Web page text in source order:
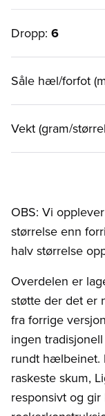
Dropp: 6
Såle hæl/forfot
Vekt (gram/
OBS: Vi
størrelse enn
halv størrelse
Overdelen er
støtte der det er
fra forrige
ingen
rundt hælbeinet.
raskeste skum,
responsivt og